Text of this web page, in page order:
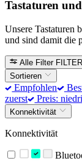
Tastaturen
Unsere Tastaturen
und sind damit die
Alle Filter FILTER
Sortieren
Empfohlen
zuerst
Preis:
Konnektivität
Konnektivität